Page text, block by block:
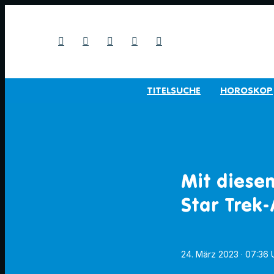
TITELSUCHE HOROSKOP
Mit
Star
24. März 2023 · 07:36